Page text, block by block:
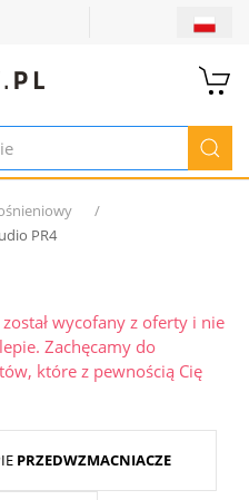
PR4
wycofany z oferty i nie
Zachęcamy do
które z pewnością Cię
PRZEDWZMACNIACZE